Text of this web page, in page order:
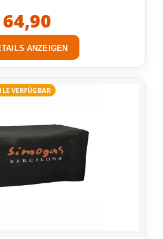
64,90
ANZEIGEN
VERFÜGBAR